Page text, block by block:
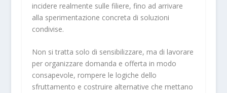
incidere realmente sulle filiere, fino ad arrivare
alla sperimentazione concreta di soluzioni
condivise.
Non si tratta solo di sensibilizzare, ma di lavorare
per organizzare domanda e offerta in modo
consapevole, rompere le logiche dello
sfruttamento e costruire alternative che mettano